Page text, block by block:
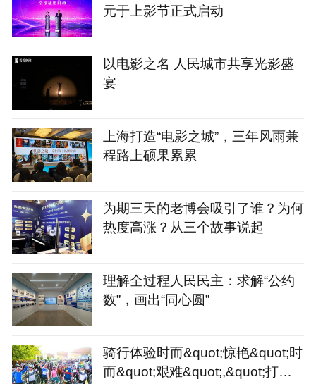
元于上影节正式启动
以电影之名 人民城市共享光影盛
宴
上海打造“电影之城”，三年风雨兼
程路上硕果累累
为期三天的老博会吸引了谁？为何
热度高涨？从三个故事说起
理解全过程人民民主：求解“公约
数”，画出“同心圆”
骑行体验时而&quot;惊艳&quot;时
而&quot;艰难&quot;,&quot;打造